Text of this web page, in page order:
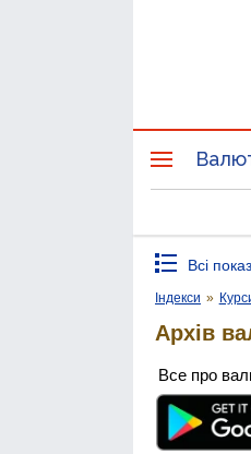
Всі
Індекси »
Архів
Все про